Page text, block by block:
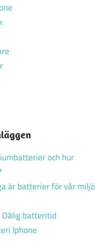
och hur
är batterier för vår miljö
Dålig batteritid
Iphone